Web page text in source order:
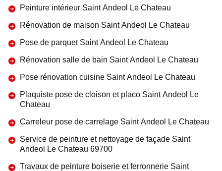
Peinture intérieur Saint Andeol Le Chateau
Rénovation de maison Saint Andeol Le Chateau
Pose de parquet Saint Andeol Le Chateau
Rénovation salle de bain Saint Andeol Le Chateau
Pose rénovation cuisine Saint Andeol Le Chateau
Plaquiste pose de cloison et placo Saint Andeol Le
Chateau
Carreleur pose de carrelage Saint Andeol Le Chateau
Service de peinture et nettoyage de façade Saint
Andeol Le Chateau 69700
Travaux de peinture boiserie et ferronnerie Saint